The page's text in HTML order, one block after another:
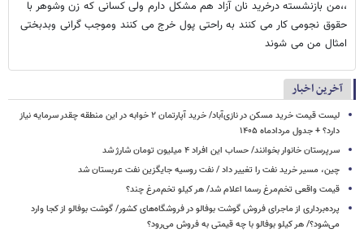
،،من بازنشسته درخرید نان آزاد هم مشکل دارم ولی کسانی که زن وشوهر با
حقوق نجومی کار می کنند به راحتی پول خرج می کنند وموجب گرانی وبدبختی
امثال من می شوند
آخرین اخبار
لیست قیمت خرید مسکن در نازی‌آباد/ خرید آپارتمان ۲ خوابه در این منطقه چقدر سرمایه نیاز
دارد؟ + جدول مردادماه ۱۴۰۵
سرپرستان خانوار بخوانند/ حساب این افراد ۴ میلیون تومان شارژ شد
چین، مسیر خرید نفت را تغییر داد / نفت روسیه جایگزین نفت عربستان شد
قیمت واقعی تخم‌مرغ رسما اعلام شد/ هر کیلو تخم‌مرغ چند؟
پرده‌برداری از ماجرای فروش گوشت بوفالو در فروشگاه‌های کشور/ گوشت بوفالو از کجا وارد
می‌شود؟/ هر کیلو بوفالو با چه قیمتی به فروش می‌رود؟